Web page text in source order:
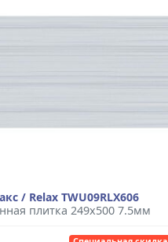
/ Relax TWU09RLX606
плитка 249x500 7.5мм